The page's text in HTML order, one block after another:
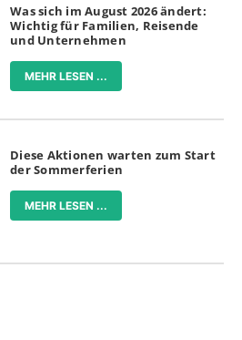
Was sich im August 2026 ändert:
Wichtig für Familien, Reisende
und Unternehmen
MEHR LESEN ...
Diese Aktionen warten zum Start
der Sommerferien
MEHR LESEN ...